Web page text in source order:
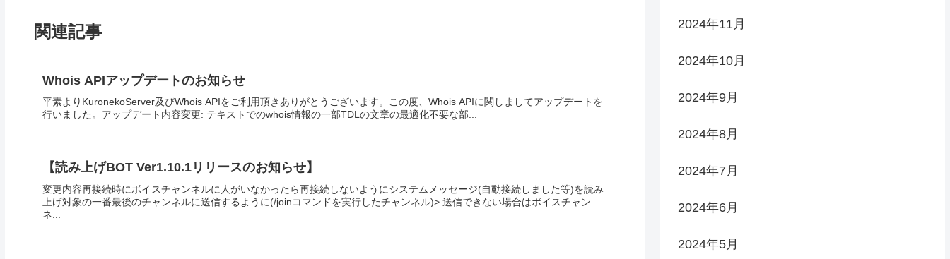
関連記事
Whois APIアップデートのお知らせ
平素よりKuronekoServer及びWhois APIをご利用頂きありがとうございます。この度、Whois APIに関しましてアップデートを
行いました。アップデート内容変更: テキストでのwhois情報の一部TDLの文章の最適化不要な部...
【読み上げBOT Ver1.10.1リリースのお知らせ】
変更内容再接続時にボイスチャンネルに人がいなかったら再接続しないようにシステムメッセージ(自動接続しました等)を読み
上げ対象の一番最後のチャンネルに送信するように(/joinコマンドを実行したチャンネル)> 送信できない場合はボイスチャン
ネ...
2024年11月
2024年10月
2024年9月
2024年8月
2024年7月
2024年6月
2024年5月